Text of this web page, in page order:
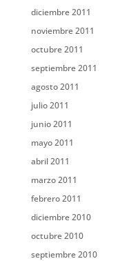
diciembre 2011
noviembre 2011
octubre 2011
septiembre 2011
agosto 2011
julio 2011
junio 2011
mayo 2011
abril 2011
marzo 2011
febrero 2011
diciembre 2010
octubre 2010
septiembre 2010